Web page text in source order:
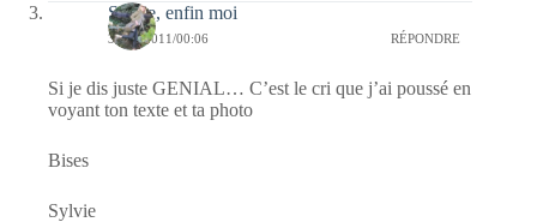
Sylvie, enfin moi
30/06/2011/00:06 RÉPONDRE
Si je dis juste GENIAL… C’est le cri que j’ai poussé en
voyant ton texte et ta photo
Bises
Sylvie